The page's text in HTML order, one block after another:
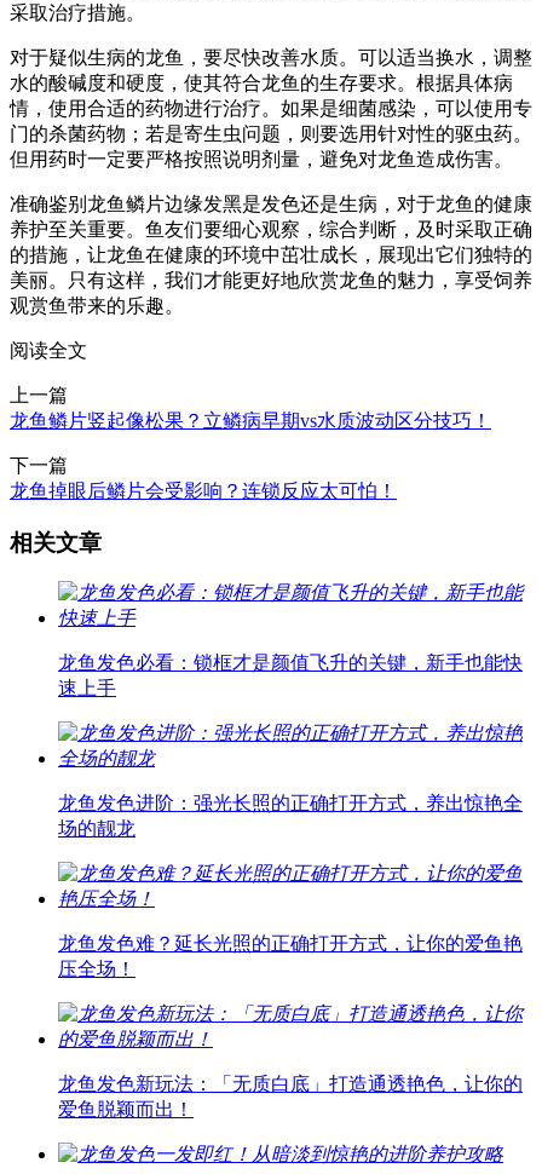
采取治疗措施。
对于疑似生病的龙鱼，要尽快改善水质。可以适当换水，调整
水的酸碱度和硬度，使其符合龙鱼的生存要求。根据具体病
情，使用合适的药物进行治疗。如果是细菌感染，可以使用专
门的杀菌药物；若是寄生虫问题，则要选用针对性的驱虫药。
但用药时一定要严格按照说明剂量，避免对龙鱼造成伤害。
准确鉴别龙鱼鳞片边缘发黑是发色还是生病，对于龙鱼的健康
养护至关重要。鱼友们要细心观察，综合判断，及时采取正确
的措施，让龙鱼在健康的环境中茁壮成长，展现出它们独特的
美丽。只有这样，我们才能更好地欣赏龙鱼的魅力，享受饲养
观赏鱼带来的乐趣。
阅读全文
上一篇
龙鱼鳞片竖起像松果？立鳞病早期vs水质波动区分技巧！
下一篇
龙鱼掉眼后鳞片会受影响？连锁反应太可怕！
相关文章
龙鱼发色必看：锁框才是颜值飞升的关键，新手也能快
速上手
龙鱼发色进阶：强光长照的正确打开方式，养出惊艳全
场的靓龙
龙鱼发色难？延长光照的正确打开方式，让你的爱鱼艳
压全场！
龙鱼发色新玩法：「无质白底」打造通透艳色，让你的
爱鱼脱颖而出！